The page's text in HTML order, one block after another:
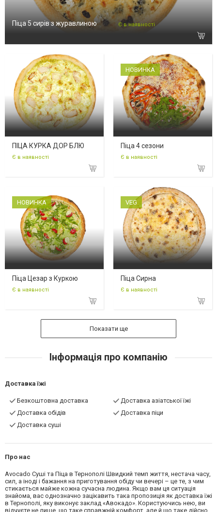
Піца 5 сирів з журавлиною Є в наявності
ПІЦА КУРКА ДОР БЛЮ
Є в наявності
НОВИНКА
Піца 4 сезони
Є в наявності
НОВИНКА
Піца Цезар з Куркою
Є в наявності
VEG
Піца Сирна
Є в наявності
Показати ще
Інформація про компанію
Доставка їжі
Безкоштовна доставка
Доставка азіатської їжі
Доставка обідів
Доставка піци
Доставка суші
Про нас
Avocado Суші та Піца в Тернополі Швидкий темп життя, нестача часу,
сил, а іноді і бажання на приготування обіду чи вечері – це те, з чим
стикається майже кожна сучасна людина. Якщо вам ця ситуація
знайома, вас однозначно зацікавить така пропозиція як доставка їжі
в Тернополі, яку виконує заклад «Авокадо». Користуючись нею, ви
відчуєте не лише, що таке справжній комфорт, але й що таке дійсно